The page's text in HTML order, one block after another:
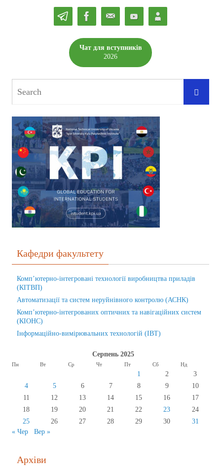
Чат для вступників
2026
Кафедри факультету
Комп’ютерно-інтегровані технології виробництва приладів
(КІТВП)
Автоматизації та систем неруйнівного контролю (АСНК)
Комп’ютерно-інтегрованих оптичних та навігаційних систем
(КІОНС)
Інформаційно-вимірювальних технологій (ІВТ)
Серпень 2025
Пн Вт Ср Чт Пт Сб Нд
1 2
3
4
5 6 7 8 9
10
11
12 13 14 15 16
17
18
19 20 21 22 23
24
25
26 27 28 29 30
31
« Чер
Вер »
Архіви